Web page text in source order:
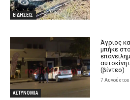
ΕΙΔΗΣΕΙΣ
ΑΣΤΥΝΟΜΙΑ
Άγριος
μπήκε
(βίντεο)
7 Αυγούστου